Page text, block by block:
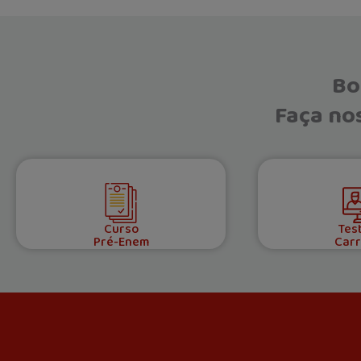
Faça
Curso
Pré-Enem